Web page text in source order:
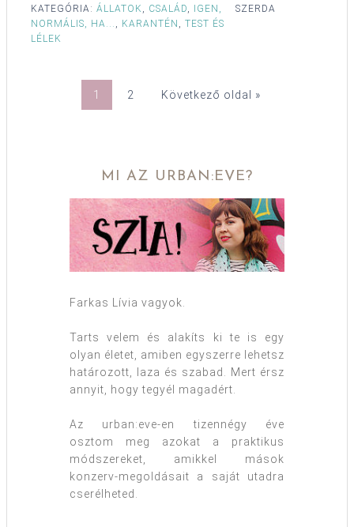
SZERDA
KATEGÓRIA: ÁLLATOK CSALÁD
IGEN,
NORMÁLIS, HA...
KARANTÉN
TEST ÉS
LÉLEK
1 2 Következő oldal »
MI AZ URBAN:EVE?
Farkas Lívia vagyok.
Tarts velem és alakíts ki te is egy
olyan életet, amiben egyszerre lehetsz
határozott, laza és szabad. Mert érsz
annyit, hogy tegyél magadért.
Az urban:eve-en tizennégy éve
osztom meg azokat a praktikus
módszereket, amikkel mások
konzerv-megoldásait a saját utadra
cserélheted.